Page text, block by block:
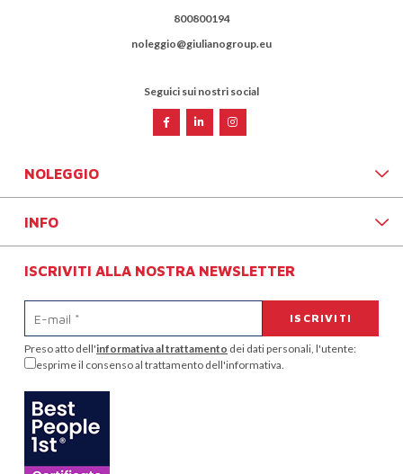
800800194
noleggio@giulianogroup.eu
Seguici sui nostri social
NOLEGGIO
INFO
ISCRIVITI ALLA NOSTRA NEWSLETTER
Preso atto dell'informativa al trattamento dei dati personali, l'utente:
esprime il consenso al trattamento dell'informativa.